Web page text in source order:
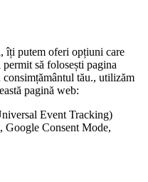
îți putem oferi opțiuni care
să folosești pagina
tău., utilizăm
pagină web:
Event Tracking)
Google Consent Mode,